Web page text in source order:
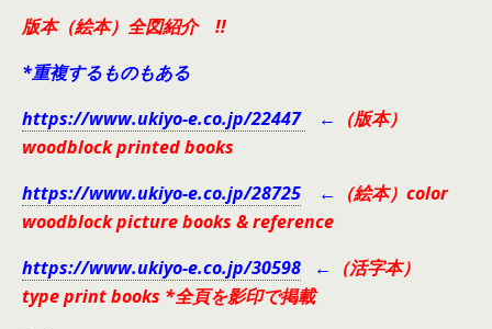
版本（絵本）全図紹介
!!
*重複するものもある
https://www.ukiyo-e.co.jp/22447
←
（版本）
woodblock printed books
https://www.ukiyo-e.co.jp/28725 ←
（絵本）color
woodblock picture books & reference
https://www.ukiyo-e.co.jp/30598
←
（活字本）
type print books *全頁を影印で掲載